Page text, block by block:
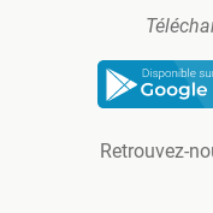
Retrouvez-